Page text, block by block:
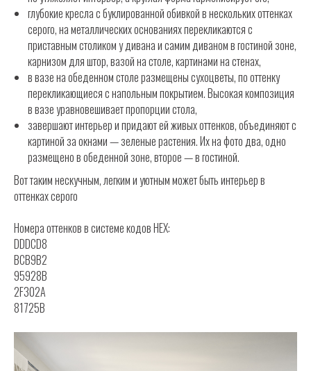
глубокие кресла с буклированной обивкой в нескольких оттенках
серого, на металлических основаниях перекликаются с
приставным столиком у дивана и самим диваном в гостиной зоне,
карнизом для штор, вазой на столе, картинами на стенах,
в вазе на обеденном столе размещены сухоцветы, по оттенку
перекликающиеся с напольным покрытием. Высокая композиция
в вазе уравновешивает пропорции стола,
завершают интерьер и придают ей живых оттенков, объединяют с
картиной за окнами — зеленые растения. Их на фото два, одно
размещено в обеденной зоне, второе — в гостиной.
Вот таким нескучным, легким и уютным может быть интерьер в
оттенках серого
Номера оттенков в системе кодов HEX:
DDDCD8
BCB9B2
95928B
2F302A
81725B